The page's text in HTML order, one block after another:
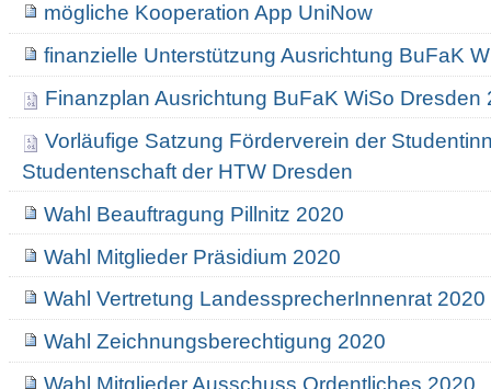
mögliche Kooperation App UniNow
finanzielle Unterstützung Ausrichtung BuFaK
Finanzplan Ausrichtung BuFaK WiSo Dresden
Vorläufige Satzung Förderverein der
Studentenschaft der HTW Dresden
Wahl Beauftragung Pillnitz 2020
Wahl Mitglieder Präsidium 2020
Wahl Vertretung LandessprecherInnenrat 2020
Wahl Zeichnungsberechtigung 2020
Wahl Mitglieder Ausschuss Ordentliches 2020